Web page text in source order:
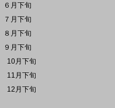
６月下旬
７月下旬
８月下旬
９月下旬
10月下旬
11月下旬
12月下旬